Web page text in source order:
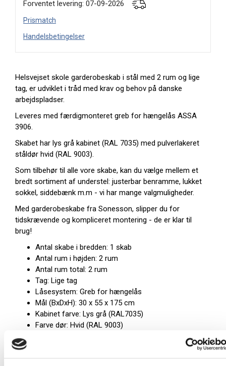
Forventet levering: 07-09-2026
Prismatch
Handelsbetingelser
Helsvejset skole garderobeskab i stål med 2 rum og lige
tag, er udviklet i tråd med krav og behov på danske
arbejdspladser.
Leveres med færdigmonteret greb for hængelås ASSA
3906.
Skabet har lys grå kabinet (RAL 7035) med pulverlakeret
ståldør hvid (RAL 9003).
Som tilbehør til alle vore skabe, kan du vælge mellem et
bredt sortiment af understel: justerbar benramme, lukket
sokkel, siddebænk m.m - vi har mange valgmuligheder.
Med garderobeskabe fra Sonesson, slipper du for
tidskrævende og kompliceret montering - de er klar til
brug!
Antal skabe i bredden: 1 skab
Antal rum i højden: 2 rum
Antal rum total: 2 rum
Tag: Lige tag
Låsesystem: Greb for hængelås
Mål (BxDxH): 30 x 55 x 175 cm
Kabinet farve: Lys grå (RAL7035)
Farve dør: Hvid (RAL 9003)